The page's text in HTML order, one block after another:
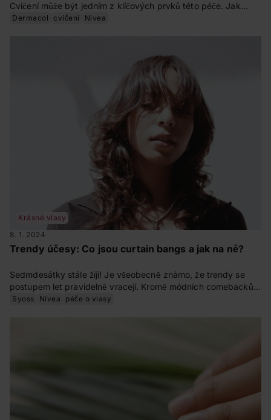
Cvičení může být jedním z klíčových prvků této péče. Jak
cvičit, abyste si během očekávání udržely potřebnou kondici a
Dermacol cvičení Nivea
Krásné vlasy
8. 1. 2024
Trendy účesy: Co jsou curtain bangs a jak na ně?
Sedmdesátky stále žijí! Je všeobecně známo, že trendy se
postupem let pravidelně vracejí. Kromě módních comebacků v
podobě mrkváčů a zvonáčů se však v poslední době můžeme
Syoss Nivea péče o vlasy